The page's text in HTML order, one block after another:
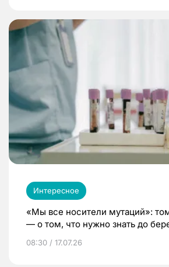
Интересное
«Мы все носители мутаций»:
— о том, что нужно знать до
08:30 / 17.07.26